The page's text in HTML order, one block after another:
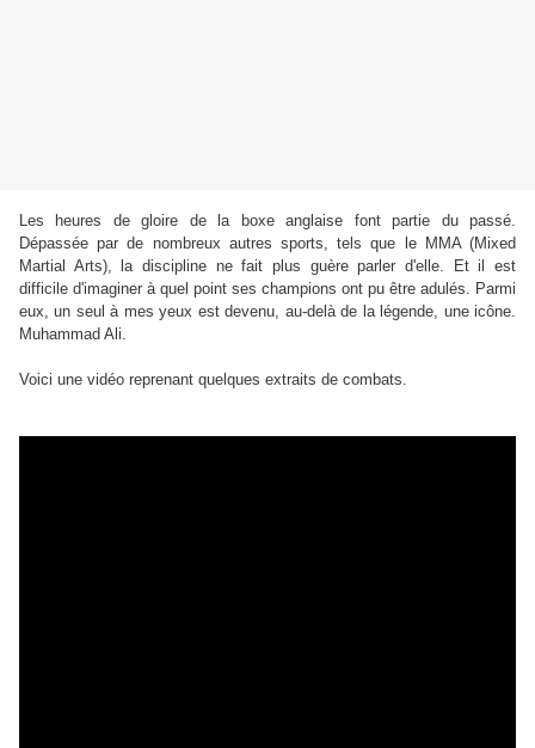
Les heures de gloire de la boxe anglaise font partie du passé.
Dépassée par de nombreux autres sports, tels que le MMA (Mixed
Martial Arts), la discipline ne fait plus guère parler d'elle. Et il est
difficile d'imaginer à quel point ses champions ont pu être adulés. Parmi
eux, un seul à mes yeux est devenu, au-delà de la légende, une icône.
Muhammad Ali.
Voici une vidéo reprenant quelques extraits de combats.